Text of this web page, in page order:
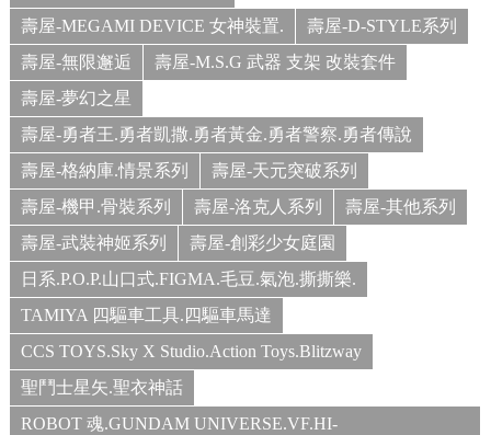
壽屋-MEGAMI DEVICE 女神裝置.
壽屋-D-STYLE系列
壽屋-無限邂逅
壽屋-M.S.G 武器 支架 改裝套件
壽屋-夢幻之星
壽屋-勇者王.勇者凱撒.勇者黃金.勇者警察.勇者傳說
壽屋-格納庫.情景系列
壽屋-天元突破系列
壽屋-機甲.骨裝系列
壽屋-洛克人系列
壽屋-其他系列
壽屋-武裝神姬系列
壽屋-創彩少女庭園
日系.P.O.P.山口式.FIGMA.毛豆.氣泡.撕撕樂.
TAMIYA 四驅車工具.四驅車馬達
CCS TOYS.Sky X Studio.Action Toys.Blitzway
聖鬥士星矢.聖衣神話
ROBOT 魂.GUNDAM UNIVERSE.VF.HI-